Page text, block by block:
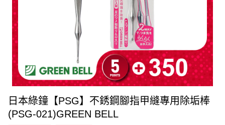
日本綠鐘【PSG】不銹鋼腳指甲縫專用除垢棒
(PSG-021)GREEN BELL